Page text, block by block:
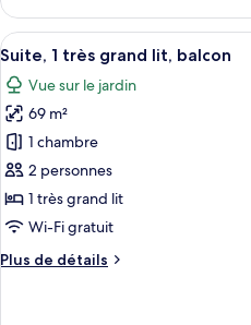
très
grand
lit
Chambre
Deluxe,
1
grand
lit
Afficher
toutes
les
photos
pour
ce
type
de
chambre :
Suite,
11
Suite, 1 très grand lit, balcon
Vue sur le jardin
69 m²
1 chambre
2 personnes
1 très grand lit
Wi-Fi gratuit
Plus de détails
Plus